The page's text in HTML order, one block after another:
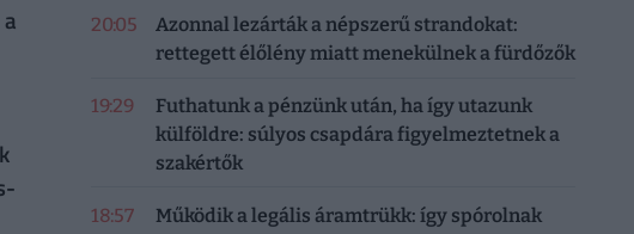
20:05
Azonnal lezárták a népszerű strandokat:
rettegett élőlény miatt menekülnek a fürdőzők
19:29
Futhatunk a pénzünk után, ha így utazunk
külföldre: súlyos csapdára figyelmeztetnek a
szakértők
18:57
Működik a legális áramtrükk: így spórolnak